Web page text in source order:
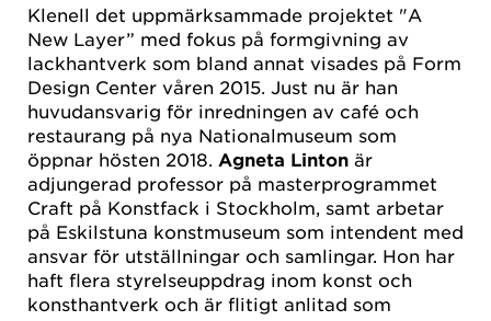
Klenell det uppmärksammade projektet "A
New Layer” med fokus på formgivning av
lackhantverk som bland annat visades på Form
Design Center våren 2015. Just nu är han
huvudansvarig för inredningen av café och
restaurang på nya Nationalmuseum som
öppnar hösten 2018. Agneta Linton är
adjungerad professor på masterprogrammet
Craft på Konstfack i Stockholm, samt arbetar
på Eskilstuna konstmuseum som intendent med
ansvar för utställningar och samlingar. Hon har
haft flera styrelseuppdrag inom konst och
konsthantverk och är flitigt anlitad som